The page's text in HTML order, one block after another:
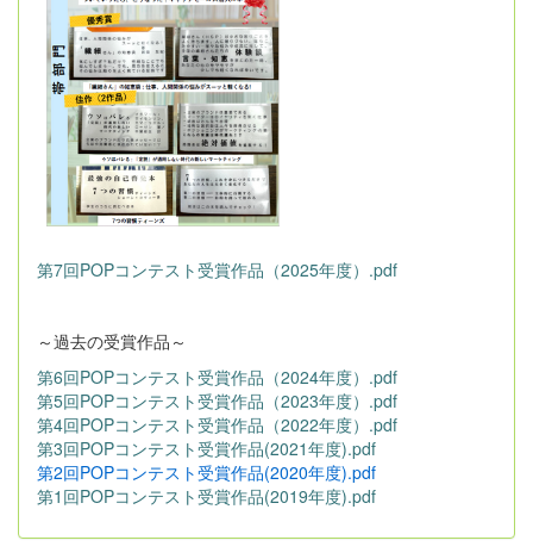
第7回POPコンテスト受賞作品（2025年度）.pdf
～過去の受賞作品～
第6回POPコンテスト受賞作品（2024年度）.pdf
第5回POPコンテスト受賞作品（2023年度）.pdf
第4回POPコンテスト受賞作品（2022年度）.pdf
第3回POPコンテスト受賞作品(2021年度).pdf
第2回POPコンテスト受賞作品(2020年度).pdf
第1回POPコンテスト受賞作品(2019年度).pdf